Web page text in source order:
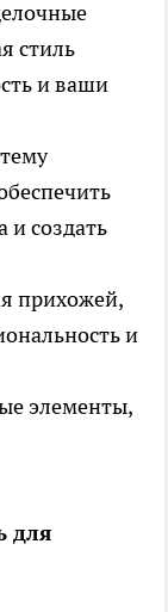
стиль
и ваши
и создать
прихожей,
и
элементы,
для